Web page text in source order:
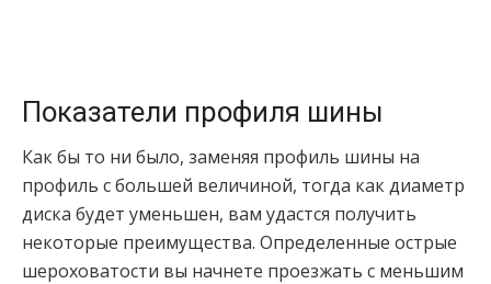
Показатели профиля шины
Как бы то ни было, заменяя профиль шины на
профиль с большей величиной, тогда как диаметр
диска будет уменьшен, вам удастся получить
некоторые преимущества. Определенные острые
шероховатости вы начнете проезжать с меньшим